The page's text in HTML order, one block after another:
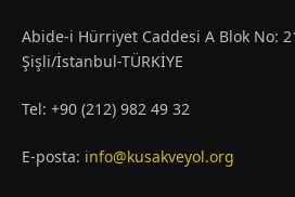
Abide-i Hürriyet Caddesi A Blok No:
Şişli/İstanbul-TÜRKİYE
Tel: +90 (212) 982 49 32
E-posta: info@kusakveyol.org